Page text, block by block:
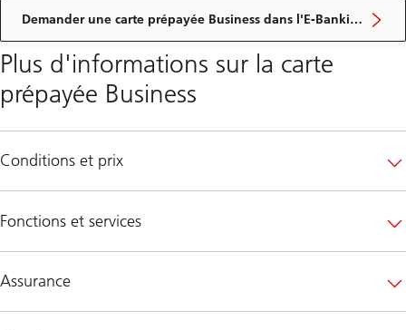
Demander une carte prépayée Business dans l'E-Banking
Plus d'informations sur la carte
prépayée Business
Conditions et prix
Fonctions et services
Assurance